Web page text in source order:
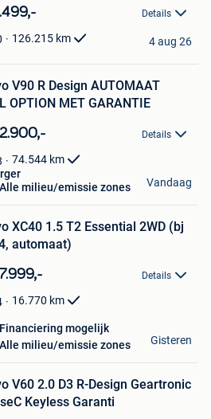
Details
126.215 km 4 aug 26
V90 R Design AUTOMAAT
OPTION MET GARANTIE
Details
74.544 km
Alle milieu/emissie zones Vandaag
XC40 1.5 T2 Essential 2WD (bj
automaat)
Details
16.770 km
Financiering mogelijk
Alle milieu/emissie zones
Gisteren
V60 2.0 D3 R-Design Geartronic
Keyless Garanti